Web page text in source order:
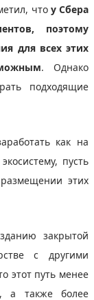
что у Сбера
поэтому
для всех этих
. Однако
подходящие
как на
пусть
этих
закрытой
с другими
этот путь менее
а также более